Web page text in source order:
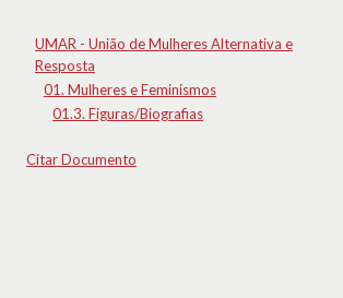
UMAR - União de Mulheres Alternativa e
Resposta
01. Mulheres e Feminismos
01.3. Figuras/Biografias
Citar Documento